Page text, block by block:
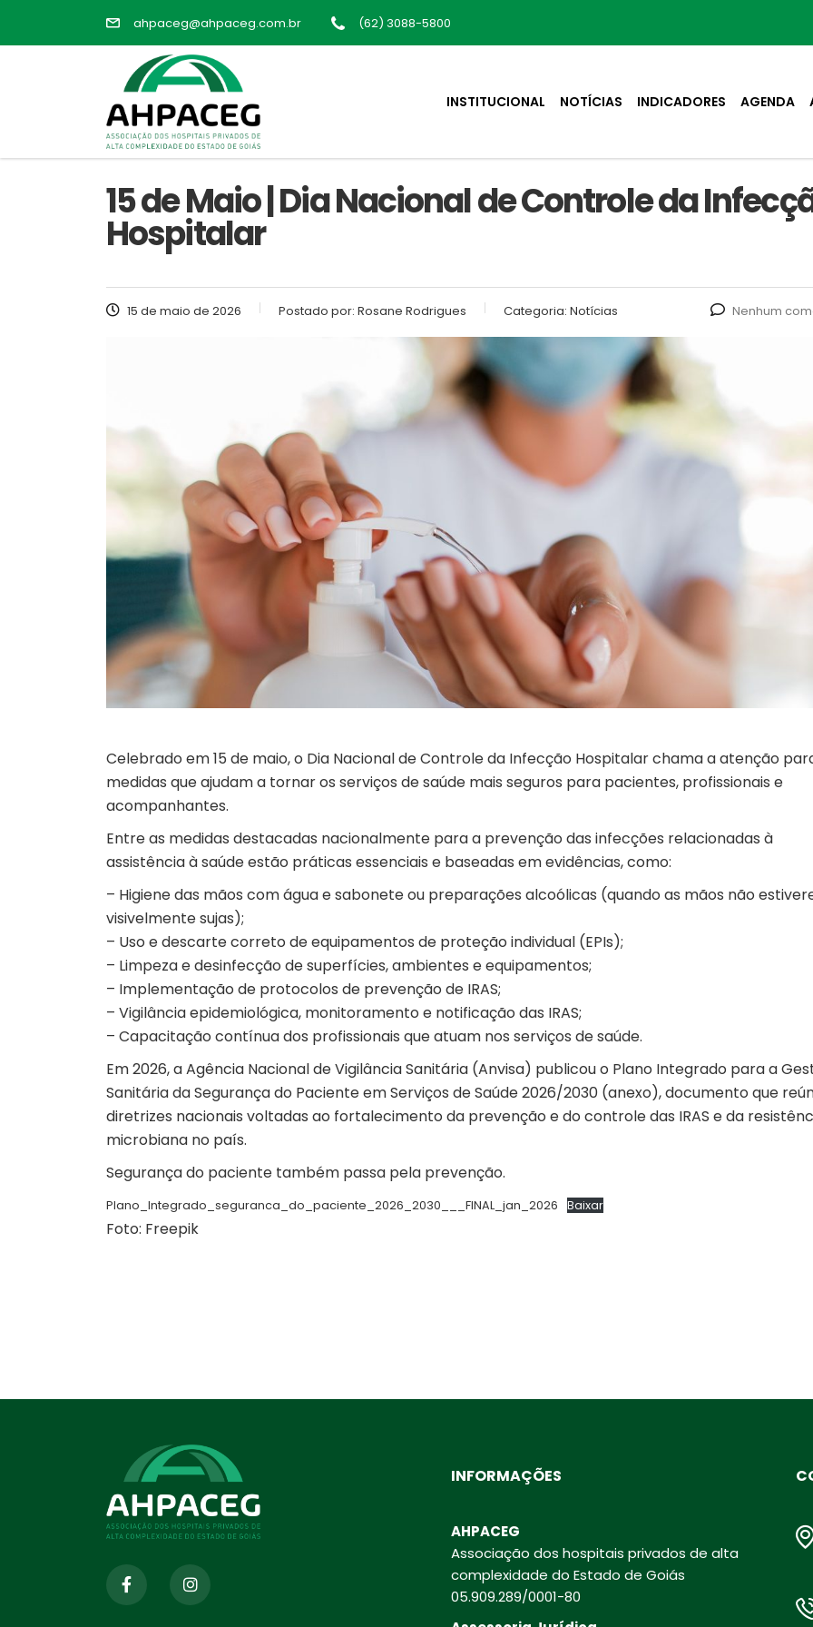
ahpaceg@ahpaceg.com.br (62) 3088-5800
INSTITUCIONAL NOTÍCIAS INDICADORES AGENDA
15 de Maio | Dia Nacional de Controle da
Hospitalar
15 de maio de 2026 Postado por: Rosane Rodrigues Categoria: Notícias Nenhum
Celebrado em 15 de maio, o Dia Nacional de Controle da Infecção Hospitalar chama a atenção
medidas que ajudam a tornar os serviços de saúde mais seguros para pacientes, profissionais e
acompanhantes.
Entre as medidas destacadas nacionalmente para a prevenção das infecções relacionadas à
assistência à saúde estão práticas essenciais e baseadas em evidências, como:
– Higiene das mãos com água e sabonete ou preparações alcoólicas (quando as mãos não
visivelmente sujas);
– Uso e descarte correto de equipamentos de proteção individual (EPIs);
– Limpeza e desinfecção de superfícies, ambientes e equipamentos;
– Implementação de protocolos de prevenção de IRAS;
– Vigilância epidemiológica, monitoramento e notificação das IRAS;
– Capacitação contínua dos profissionais que atuam nos serviços de saúde.
Em 2026, a Agência Nacional de Vigilância Sanitária (Anvisa) publicou o Plano Integrado para a
Sanitária da Segurança do Paciente em Serviços de Saúde 2026/2030 (anexo), documento que
diretrizes nacionais voltadas ao fortalecimento da prevenção e do controle das IRAS e da
microbiana no país.
Segurança do paciente também passa pela prevenção.
Plano_Integrado_seguranca_do_paciente_2026_2030___FINAL_jan_2026 Baixar
Foto: Freepik
INFORMAÇÕES
AHPACEG
Associação dos hospitais privados de alta
complexidade do Estado de Goiás
05.909.289/0001-80